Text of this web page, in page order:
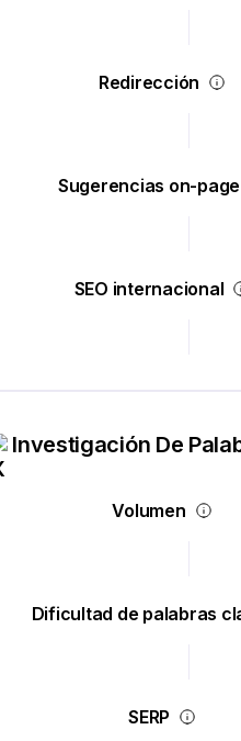
Redirección
Sugerencias on-page
SEO internacional
Investigación De
Volumen
Dificultad de palabras
SERP